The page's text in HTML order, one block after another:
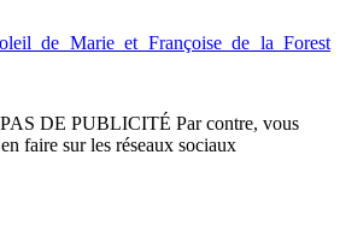
de Marie et Françoise de la Forest
PAS DE PUBLICITÉ Par contre, vous
faire sur les réseaux sociaux